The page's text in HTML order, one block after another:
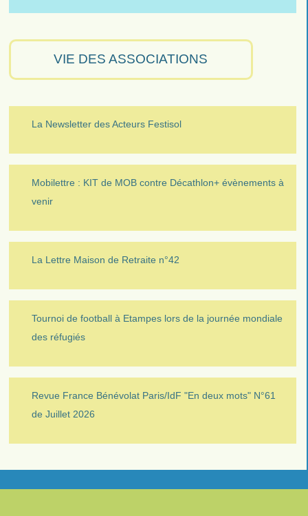
VIE DES ASSOCIATIONS
La Newsletter des Acteurs Festisol
Mobilettre : KIT de MOB contre Décathlon+ évènements à
venir
La Lettre Maison de Retraite n°42
Tournoi de football à Etampes lors de la journée mondiale
des réfugiés
Revue France Bénévolat Paris/IdF "En deux mots" N°61
de Juillet 2026